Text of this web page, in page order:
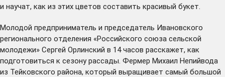
и научат, как из этих цветов составить красивый букет.
Молодой предприниматель и председатель Ивановского
регионального отделения «Российского союза сельской
молодежи» Сергей Орлинский в 14 часов расскажет, как
подготовиться к сезону рассады. Фермер Михаил Непийвода
из Тейковского района, который выращивает самый большой